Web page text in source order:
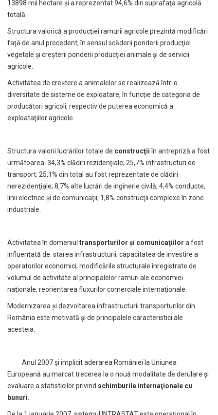
13898 mii hectare şi a reprezentat 94,6% din suprafaţa agricolă
totală.
Structura valorică a producţiei ramurii agricole prezintă modificări
faţă de anul precedent, în sensul scăderii ponderii producţiei
vegetale şi creşterii ponderii producţiei animale şi de servicii
agricole.
Activitatea de creştere a animalelor se realizează într-o
diversitate de sisteme de exploatare, în funcţie de categoria de
producători agricoli, respectiv de puterea economică a
exploataţiilor agricole.
Structura valorii lucrărilor totale de construcţiiîn antrepriză a fost
următoarea: 34,3% clădiri rezidenţiale; 25,7% infrastructuri de
transport; 25,1% din total au fost reprezentate de clădiri
nerezidenţiale; 8,7% alte lucrări de inginerie civilă; 4,4% conducte,
linii electrice şi de comunicaţii; 1,8% construcţii complexe în zone
industriale.
Activitatea în domeniul transporturilor şi comunicaţiilor a fost
influenţată de: starea infrastructurii; capacitatea de investire a
operatorilor economici; modificările structurale înregistrate de
volumul de activitate al principalelor ramuri ale economiei
naţionale, reorientarea fluxurilor comerciale internaţionale.
Modernizarea şi dezvoltarea infrastructurii transporturilor din
România este motivată şi de principalele caracteristici ale
acesteia.
Anul 2007 şi implicit aderarea României la Uniunea
Europeană au marcat trecerea la o nouă modalitate de derulare şi
evaluare a statisticilor privind schimburile internaţionale cu
bunuri.